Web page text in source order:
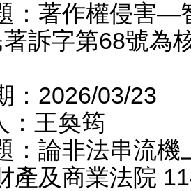
：著作權侵害—
訴字第68號為
：2026/03/23
：王奐筠
：論非法串流
產及商業法院